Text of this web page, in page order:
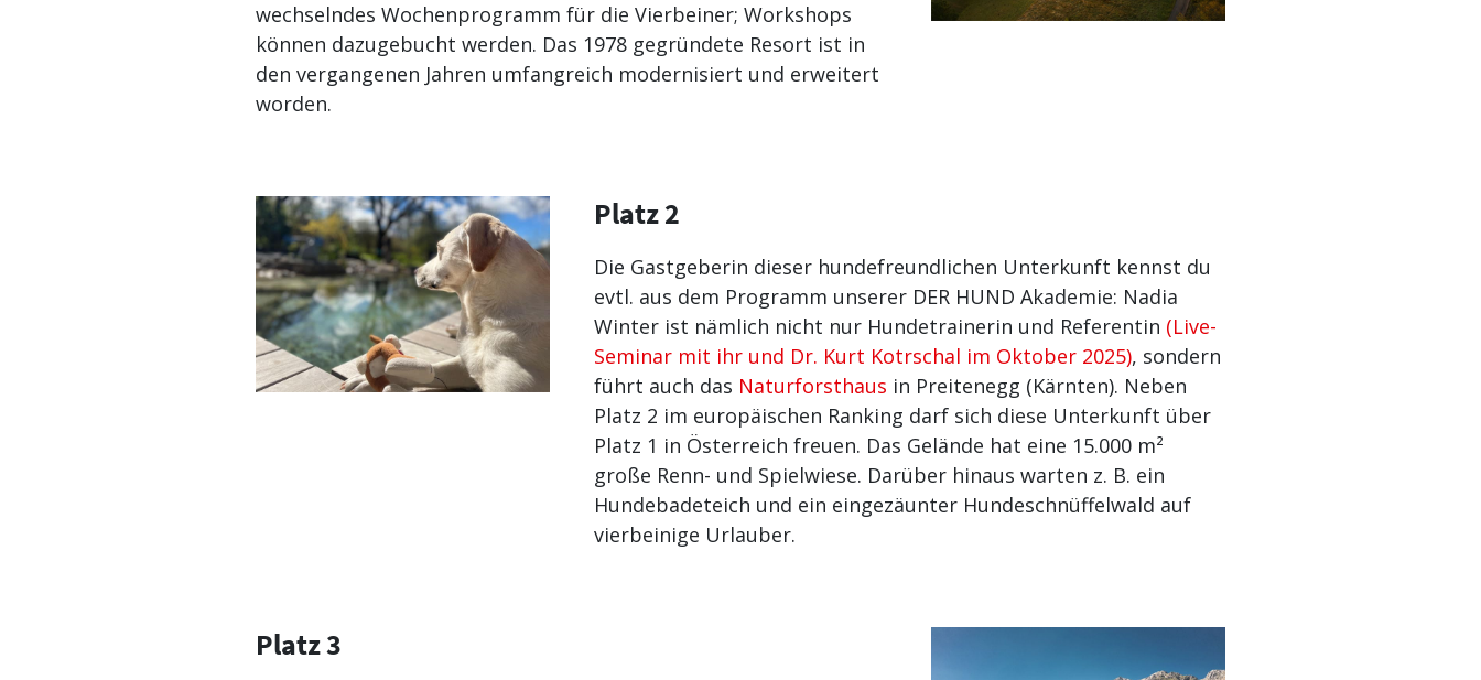
wechselndes Wochenprogramm für die Vierbeiner; Workshops
können dazugebucht werden. Das 1978 gegründete Resort ist in
den vergangenen Jahren umfangreich modernisiert und erweitert
worden.
Platz 2
Die Gastgeberin dieser hundefreundlichen Unterkunft kennst du
evtl. aus dem Programm unserer DER HUND Akademie: Nadia
Winter ist nämlich nicht nur Hundetrainerin und Referentin (Live-
Seminar mit ihr und Dr. Kurt Kotrschal im Oktober 2025), sondern
führt auch das Naturforsthaus in Preitenegg (Kärnten). Neben
Platz 2 im europäischen Ranking darf sich diese Unterkunft über
Platz 1 in Österreich freuen. Das Gelände hat eine 15.000 m²
große Renn- und Spielwiese. Darüber hinaus warten z. B. ein
Hundebadeteich und ein eingezäunter Hundeschnüffelwald auf
vierbeinige Urlauber.
Platz 3